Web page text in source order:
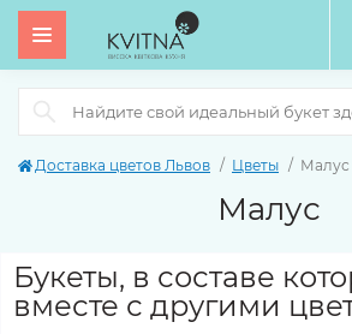
Доставка цветов Львов Цветы Малус
Малус
Букеты, в составе
вместе с другими